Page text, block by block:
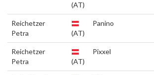
(AT)
Reichetzer
Petra
(AT)
Panino
Reichetzer
Petra
(AT)
Pixxel